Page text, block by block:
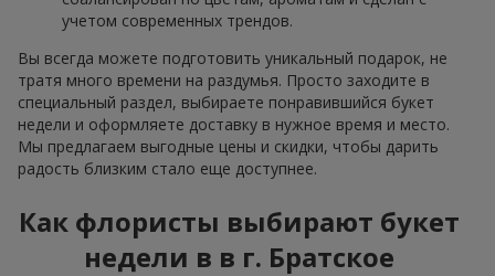
учетом современных трендов.
Вы всегда можете подготовить уникальный подарок, не
тратя много времени на раздумья. Просто заходите в
специальный раздел, выбираете понравившийся букет
недели и оформляете доставку в нужное время и место.
Мы предлагаем выгодные цены и скидки, чтобы дарить
радость близким стало еще доступнее.
Как флористы выбирают букет
недели в в г. Братское